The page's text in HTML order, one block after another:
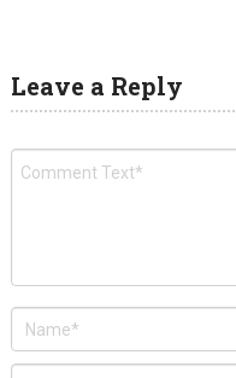
Leave a Reply